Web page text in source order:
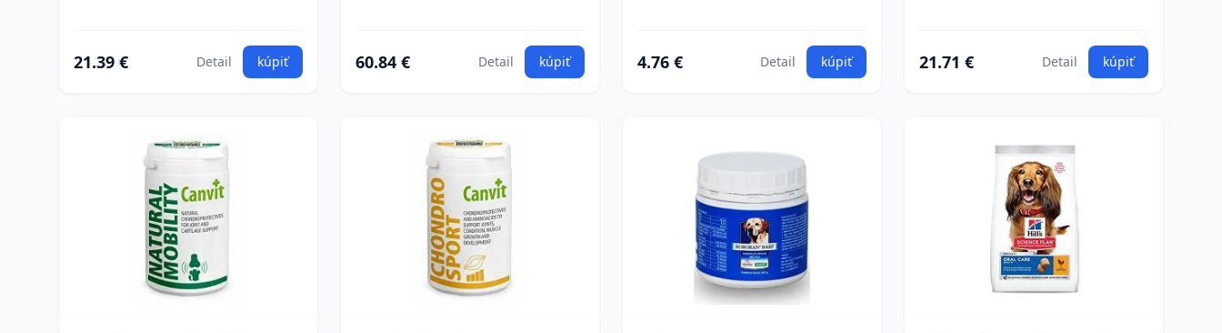
21.39 € Detail kúpiť 60.84 € Detail kúpiť 4.76 € Detail kúpiť 21.71 € Detail kúpiť